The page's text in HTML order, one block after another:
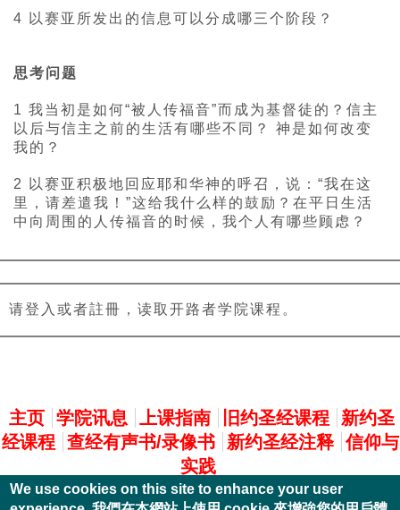
4 以赛亚所发出的信息可以分成哪三个阶段？
思考问题
1 我当初是如何“被人传福音”而成为基督徒的？信主
以后与信主之前的生活有哪些不同？ 神是如何改变
我的？
2 以赛亚积极地回应耶和华神的呼召，说：“我在这
里，请差遣我！”这给我什么样的鼓励？在平日生活
中向周围的人传福音的时候，我个人有哪些顾虑？
请登入或者註冊，读取开路者学院课程。
主選單
主页 学院讯息 上课指南 旧约圣经课程
新约圣
经课程
查经有声书/录像书 新约圣经注释 信仰与
实践
We use cookies on this site to enhance your user